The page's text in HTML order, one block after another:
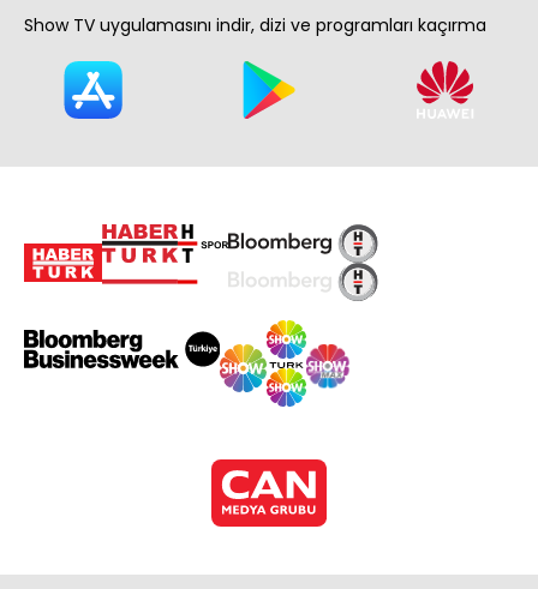
Show TV uygulamasını indir, dizi ve programları kaçırma